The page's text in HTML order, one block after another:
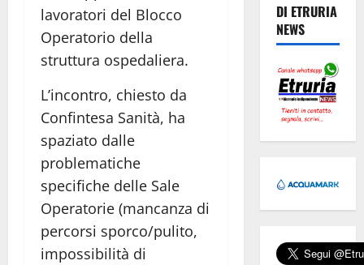
lavoratori del Blocco
Operatorio della
struttura ospedaliera.
L’incontro, chiesto da
Confintesa Sanità, ha
spaziato dalle
problematiche
specifiche delle Sale
Operatorie (mancanza di
percorsi sporco/pulito,
impossibilità di
DI ETRURIA
NEWS